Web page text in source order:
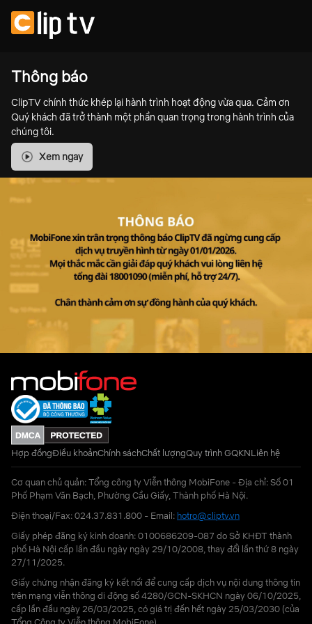
Thông báo
ClipTV chính thức khép lại hành trình hoạt động vừa qua. Cảm ơn
Quý khách đã trở thành một phần quan trọng trong hành trình của
chúng tôi.
Xem ngay
Hợp đồngĐiều khoảnChính sáchChất lượngQuy trình GQKNLiên hệ
Cơ quan chủ quản: Tổng công ty Viễn thông MobiFone - Địa chỉ: Số 01
Phố Phạm Văn Bạch, Phường Cầu Giấy, Thành phố Hà Nội.
Điện thoại/Fax: 024.37.831.800 - Email: hotro@cliptv.vn
Giấy phép đăng ký kinh doanh: 0100686209-087 do Sở KHĐT thành
phố Hà Nội cấp lần đầu ngày ngày 29/10/2008, thay đổi lần thứ 8 ngày
27/11/2025.
Giấy chứng nhận đăng ký kết nối để cung cấp dịch vụ nội dung thông tin
trên mạng viễn thông di động số 4280/GCN-SKHCN ngày 06/10/2025,
cấp lần đầu ngày 26/03/2025, có giá trị đến hết ngày 25/03/2030 (của